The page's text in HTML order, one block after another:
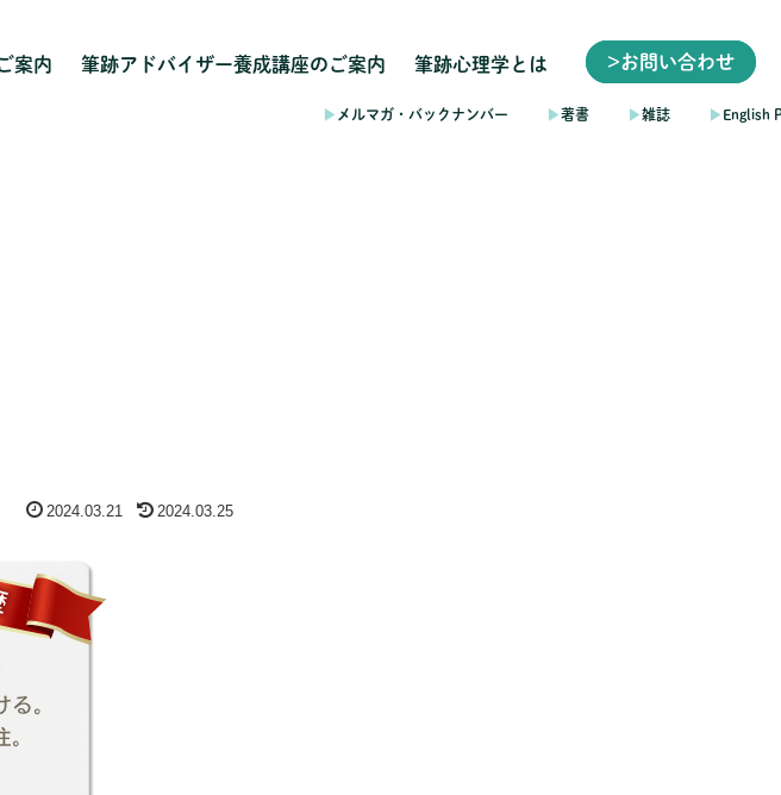
案内 筆跡アドバイザー養成講座のご案内 筆跡心理学とは >お問い合わせ
▶︎ メルマガ・バックナンバー ▶︎著書 ▶︎雑誌 ▶︎ English
2024.03.21 2024.03.25